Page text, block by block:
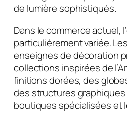
de lumière sophistiqués.
Dans le commerce actuel,
particulièrement variée.
enseignes de décoration
collections inspirées de
finitions dorées, des
des structures graphiques
boutiques spécialisées et